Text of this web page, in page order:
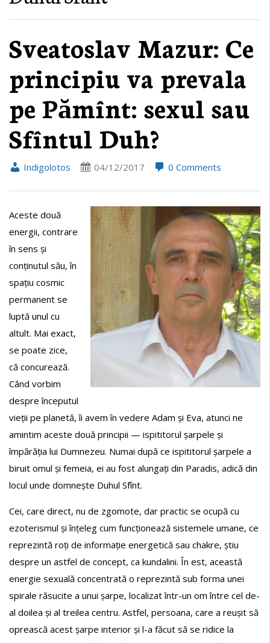
Sveatoslav Mazur: Ce
principiu va prevala
pe Pămînt: sexul sau
Sfîntul Duh?
Indigolotos 04/12/2017 0 Comments
Aceste două
energii, contrare
în sens și
conținutul său, în
spațiu cosmic
permanent se
luptă unul cu
altult. Mai exact,
se poate zice,
că concurează.
Când vorbim
despre începutul
vieții pe planetă, îi avem în vedere Adam și Eva, atunci ne
amintim aceste două principii — ispititorul șarpele și
împărăția lui Dumnezeu. Numai după ce ispititorul șarpele a
biruit omul și femeia, ei au fost alungați din Paradis, adică din
locul unde domnește Duhul Sfînt.
Cei, care direct, nu de zgomote, dar practic se ocupă cu
ezoterismul și înțeleg cum funcționează sistemele umane, ce
reprezintă roți de informație energetică sau chakre, știu
despre un astfel de concept, ca kundalini. În est, această
energie sexuală concentrată o reprezintă sub forma unei
spirale răsucite a unui șarpe, localizat într-un om între cel de-
al doilea și al treilea centru. Astfel, persoana, care a reușit să
oprească acest șarpe interior și l-a făcut să se ridice la